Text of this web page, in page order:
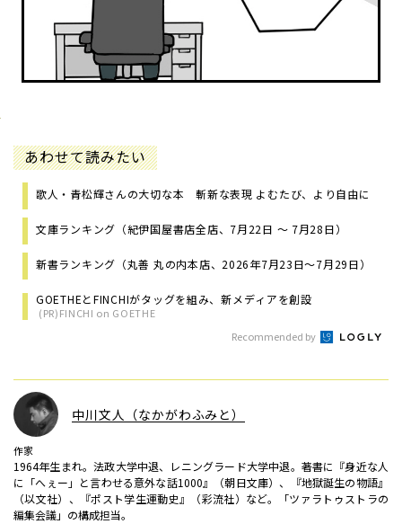
あわせて読みたい
歌人・青松輝さんの大切な本 斬新な表現 よむたび、より自由に
文庫ランキング（紀伊国屋書店全店、7月22日 ～ 7月28日）
新書ランキング（丸善 丸の内本店、2026年7月23日～7月29日）
GOETHEとFINCHIがタッグを組み、新メディアを創設
(PR)FINCHI on GOETHE
Recommended by
中川文人（なかがわふみと）
作家
1964年生まれ。法政大学中退、レニングラード大学中退。著書に『身近な人
に「へぇー」と言わせる意外な話1000』（朝日文庫）、『地獄誕生の物語』
（以文社）、『ポスト学生運動史』（彩流社）など。「ツァラトゥストラの
編集会議」の構成担当。